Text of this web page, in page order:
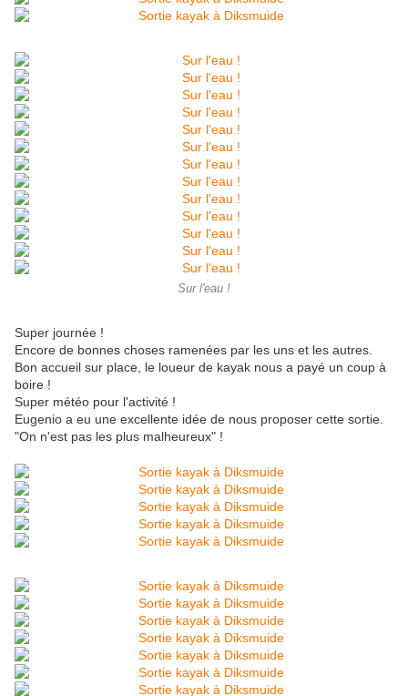
Sur l'eau !
Super journée !
Encore de bonnes choses ramenées par les uns et les autres.
Bon accueil sur place, le loueur de kayak nous a payé un coup à
boire !
Super météo pour l'activité !
Eugenio a eu une excellente idée de nous proposer cette sortie.
"On n'est pas les plus malheureux" !